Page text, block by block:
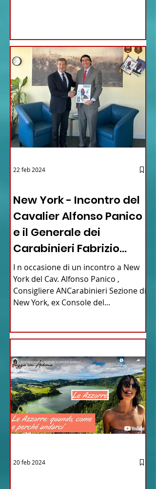
New York - Incontro del
Cavalier Alfonso Panico
e il Generale dei
Carabinieri Fabrizio
Parrulli
I n occasione di un incontro a New
York del Cav. Alfonso Panico ,
Consigliere ANCarabinieri Sezione di
New York, ex Console del...
22 feb 2024
20 feb 2024